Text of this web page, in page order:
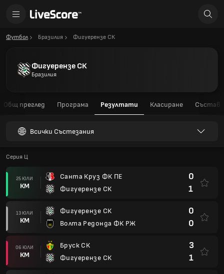
Футбол Бразилия Фигуерензе СК
Фигуерензе СК
Бразилия
Общ преглед Програма Резултати Класиране Състав
Всички Състезания
Серия Ц
25 ЮЛИ
КМ
Санта Круз ФК ПЕ
Фигуерензе СК
0
1
13 ЮЛИ
КМ
Фигуерензе СК
Волта Редонда ФК РЖ
0
0
06 ЮЛИ
КМ
Бруск СК
Фигуерензе СК
3
1